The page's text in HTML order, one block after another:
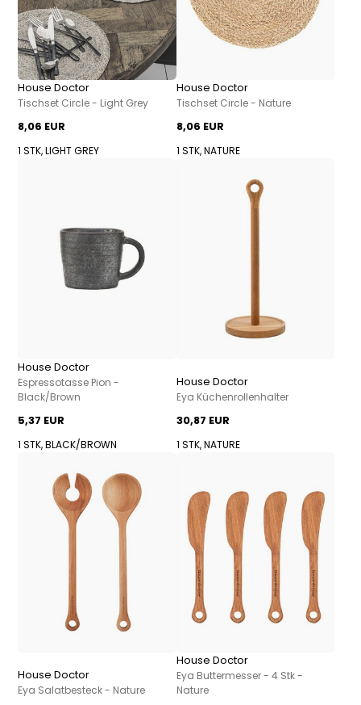
House Doctor
Tischset Circle - Light Grey
8,06 EUR
1 STK, LIGHT GREY
House Doctor
Tischset Circle - Nature
8,06 EUR
1 STK, NATURE
House Doctor
Espressotasse Pion -
Black/Brown
5,37 EUR
1 STK, BLACK/BROWN
House Doctor
Eya Küchenrollenhalter
30,87 EUR
1 STK, NATURE
House Doctor
Eya Salatbesteck - Nature
House Doctor
Eya Buttermesser - 4 Stk -
Nature